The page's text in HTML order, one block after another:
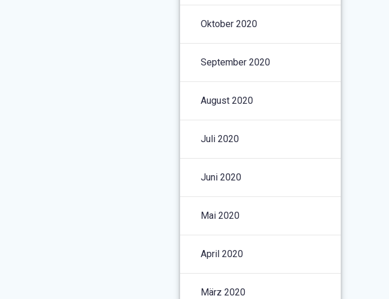
Oktober 2020
September 2020
August 2020
Juli 2020
Juni 2020
Mai 2020
April 2020
März 2020